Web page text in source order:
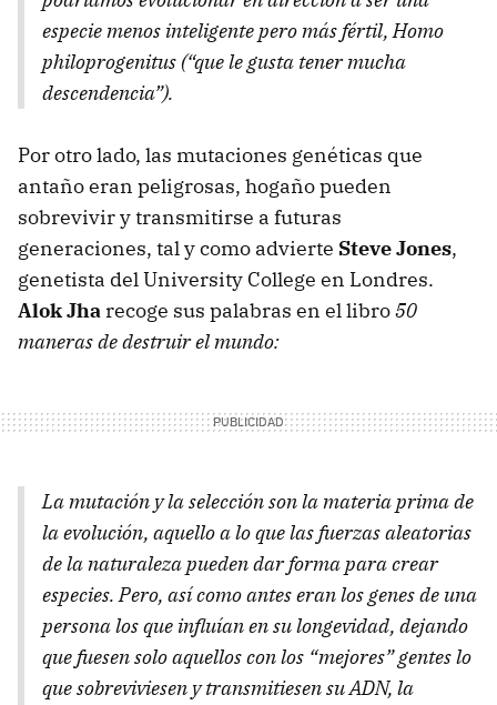
especie menos inteligente pero más fértil, Homo
philoprogenitus (“que le gusta tener mucha
descendencia”).
Por otro lado, las mutaciones genéticas que
antaño eran peligrosas, hogaño pueden
sobrevivir y transmitirse a futuras
generaciones, tal y como advierte Steve Jones,
genetista del University College en Londres.
Alok Jha recoge sus palabras en el libro50
maneras de destruir el mundo:
La mutación y la selección son la materia prima de
la evolución, aquello a lo que las fuerzas aleatorias
de la naturaleza pueden dar forma para crear
especies. Pero, así como antes eran los genes de una
persona los que influían en su longevidad, dejando
que fuesen solo aquellos con los “mejores” gentes lo
que sobreviviesen y transmitiesen suADN, la